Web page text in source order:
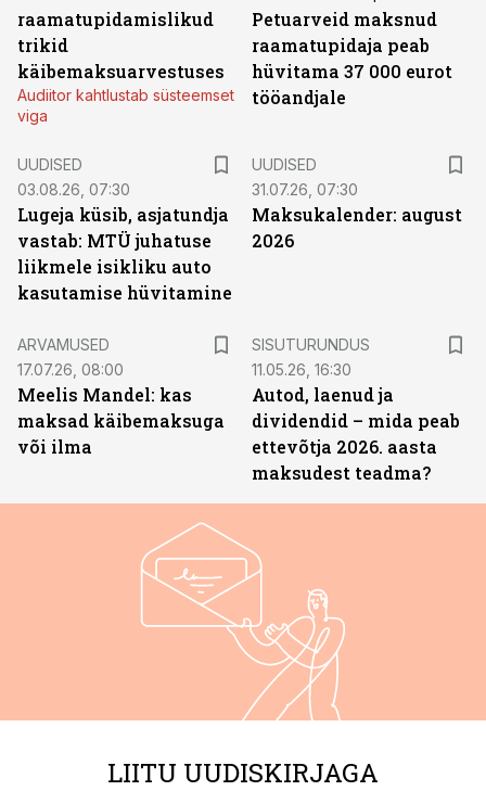
raamatupidamislikud
trikid
käibemaksuarvestuses
Audiitor kahtlustab süsteemset
viga
Petuarveid maksnud
raamatupidaja peab
hüvitama 37 000 eurot
tööandjale
UUDISED
03.08.26, 07:30
Lugeja küsib, asjatundja
vastab: MTÜ juhatuse
liikmele isikliku auto
kasutamise hüvitamine
UUDISED
31.07.26, 07:30
Maksukalender: august
2026
ARVAMUSED
17.07.26, 08:00
Meelis Mandel: kas
maksad käibemaksuga
või ilma
SISUTURUNDUS
11.05.26, 16:30
Autod, laenud ja
dividendid – mida peab
ettevõtja 2026. aasta
maksudest teadma?
LIITU UUDISKIRJAGA